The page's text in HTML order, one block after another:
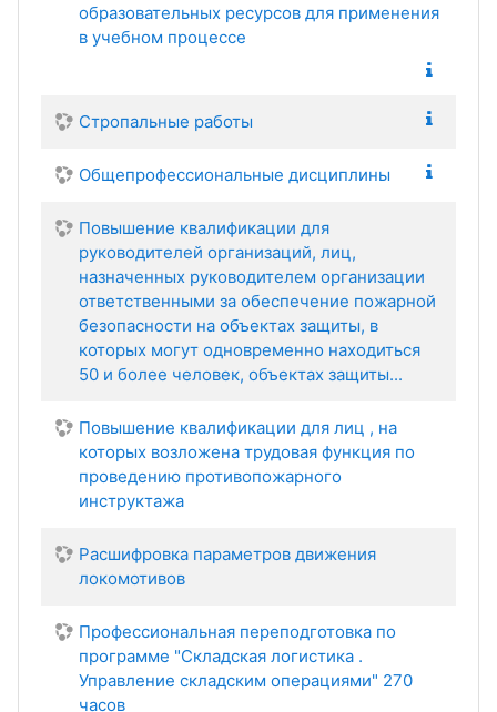
образовательных ресурсов для применения
в учебном процессе
Стропальные работы
Общепрофессиональные дисциплины
Повышение квалификации для
руководителей организаций, лиц,
назначенных руководителем организации
ответственными за обеспечение пожарной
безопасности на объектах защиты, в
которых могут одновременно находиться
50 и более человек, объектах защиты...
Повышение квалификации для лиц , на
которых возложена трудовая функция по
проведению противопожарного
инструктажа
Расшифровка параметров движения
локомотивов
Профессиональная переподготовка по
программе "Складская логистика .
Управление складским операциями" 270
часов